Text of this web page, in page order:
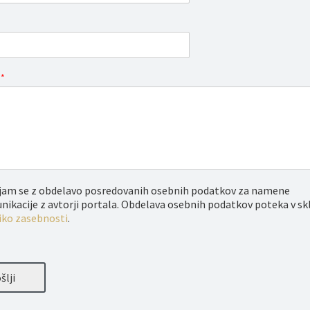
*
se z obdelavo posredovanih osebnih podatkov za namene
z avtorji portala. Obdelava osebnih podatkov poteka v
zasebnosti.